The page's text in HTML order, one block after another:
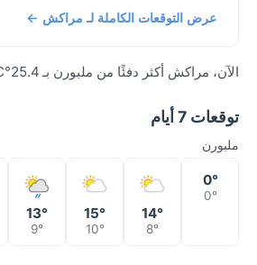
عرض التوقعات الكاملة لـ مراكش ←
الآن، مراكش أكثر دفئًا من ملبورن بـ 25.4°C.
توقعات 7 أيام
ملبورن
0°
0°
14°
8°
15°
10°
13°
9°